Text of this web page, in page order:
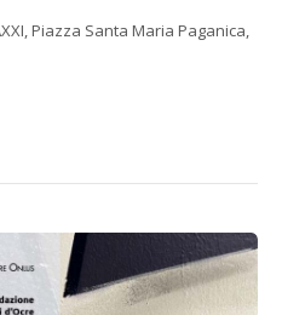
Piazza Santa Maria Paganica,